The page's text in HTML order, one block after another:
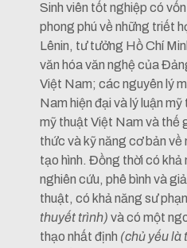
Sinh viên tốt nghiệp có
phong phú về những triết
Lênin, tư tưởng Hồ Chí
văn hóa văn nghệ của
Việt Nam; các nguyên lý
Nam hiện đại và lý luận
mỹ thuật Việt Nam và thế
thức và kỹ năng cơ bản về
tạo hình. Đồng thời có khả
nghiên cứu, phê bình và
thuật, có khả năng sư
thuyết trình) và có một
thạo nhất định (chủ yếu là